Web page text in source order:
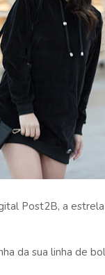
Post2B, a
da sua linha de